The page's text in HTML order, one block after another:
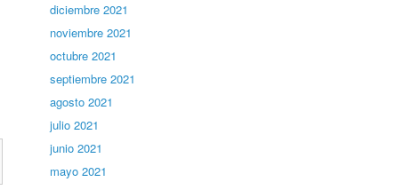
diciembre 2021
noviembre 2021
octubre 2021
septiembre 2021
agosto 2021
julio 2021
junio 2021
mayo 2021